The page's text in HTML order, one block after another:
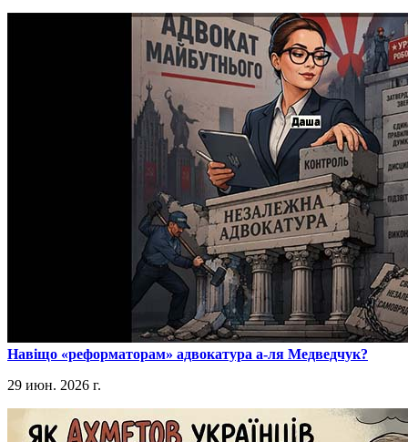
​Навіщо «реформаторам» адвокатура а-ля Медведчук?
29 июн. 2026 г.